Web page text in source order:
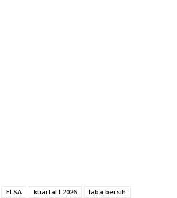
ELSA kuartal I 2026
laba bersih